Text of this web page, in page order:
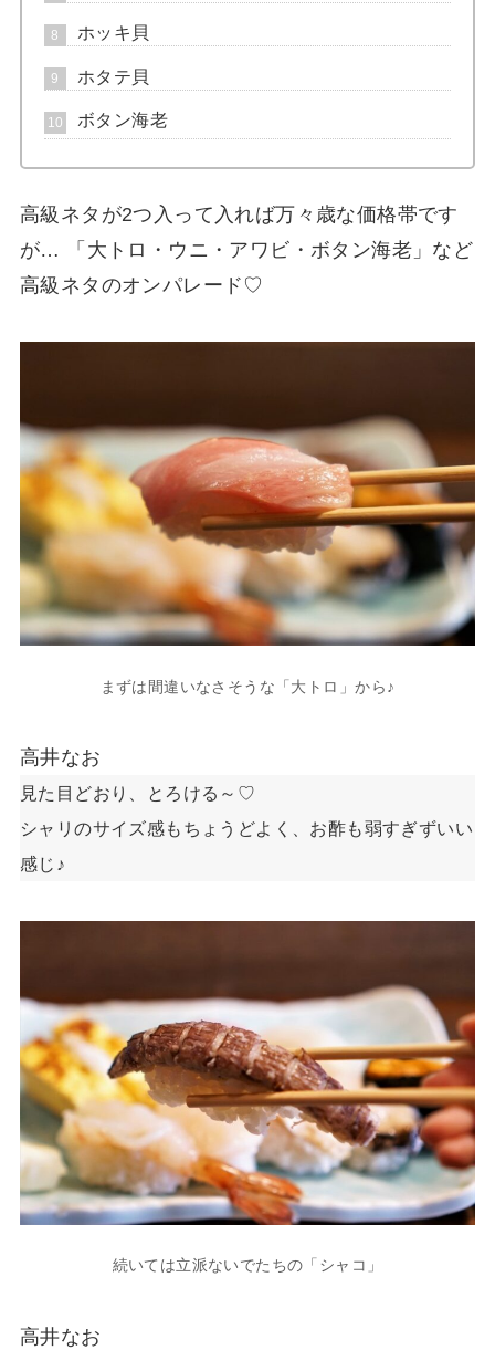
ホッキ貝
ホタテ貝
ボタン海老
高級ネタが2つ入って入れば万々歳な価格帯です
が… 「大トロ・ウニ・アワビ・ボタン海老」など
高級ネタのオンパレード♡
まずは間違いなさそうな「大トロ」から♪
高井なお
見た目どおり、とろける～♡
シャリのサイズ感もちょうどよく、お酢も弱すぎずいい
感じ♪
続いては立派ないでたちの「シャコ」
高井なお